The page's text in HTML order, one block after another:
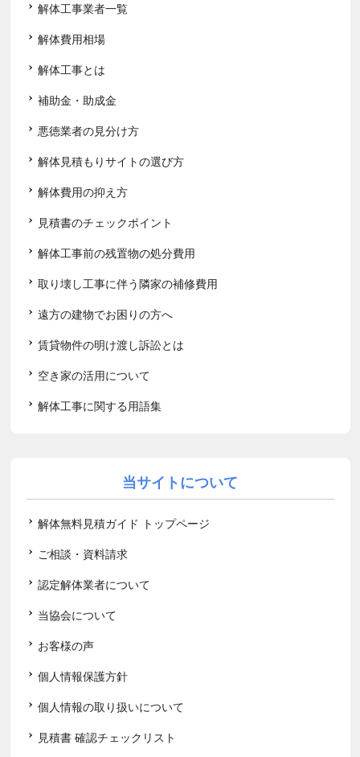
解体工事業者一覧
解体費用相場
解体工事とは
補助金・助成金
悪徳業者の見分け方
解体見積もりサイトの選び方
解体費用の抑え方
見積書のチェックポイント
解体工事前の残置物の処分費用
取り壊し工事に伴う隣家の補修費用
遠方の建物でお困りの方へ
賃貸物件の明け渡し訴訟とは
空き家の活用について
解体工事に関する用語集
当サイトについて
解体無料見積ガイド トップページ
ご相談・資料請求
認定解体業者について
当協会について
お客様の声
個人情報保護方針
個人情報の取り扱いについて
見積書 確認チェックリスト